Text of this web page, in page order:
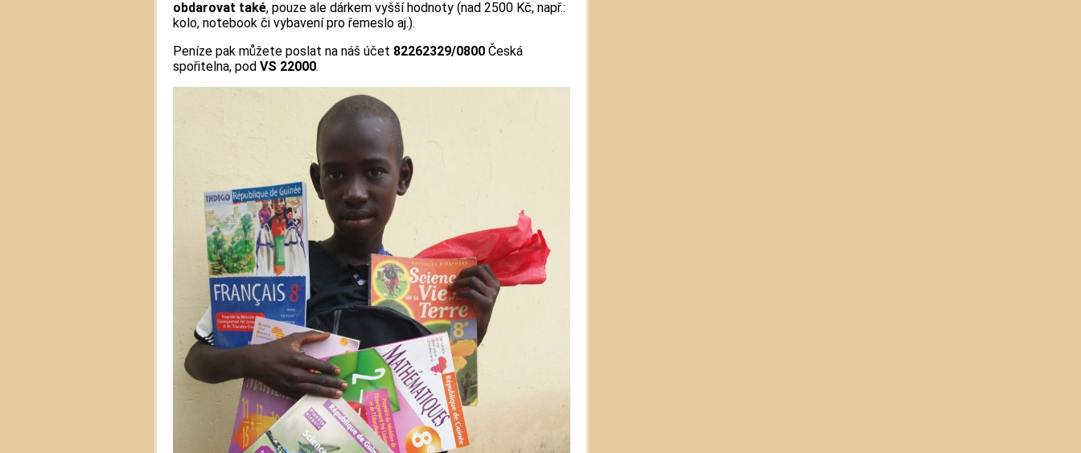
obdarovat také, pouze ale dárkem vyšší hodnoty (nad 2500 Kč, např.:
kolo, notebook či vybavení pro řemeslo aj.).
Peníze pak můžete poslat na náš účet 82262329/0800 Česká
spořitelna, pod VS 22000.